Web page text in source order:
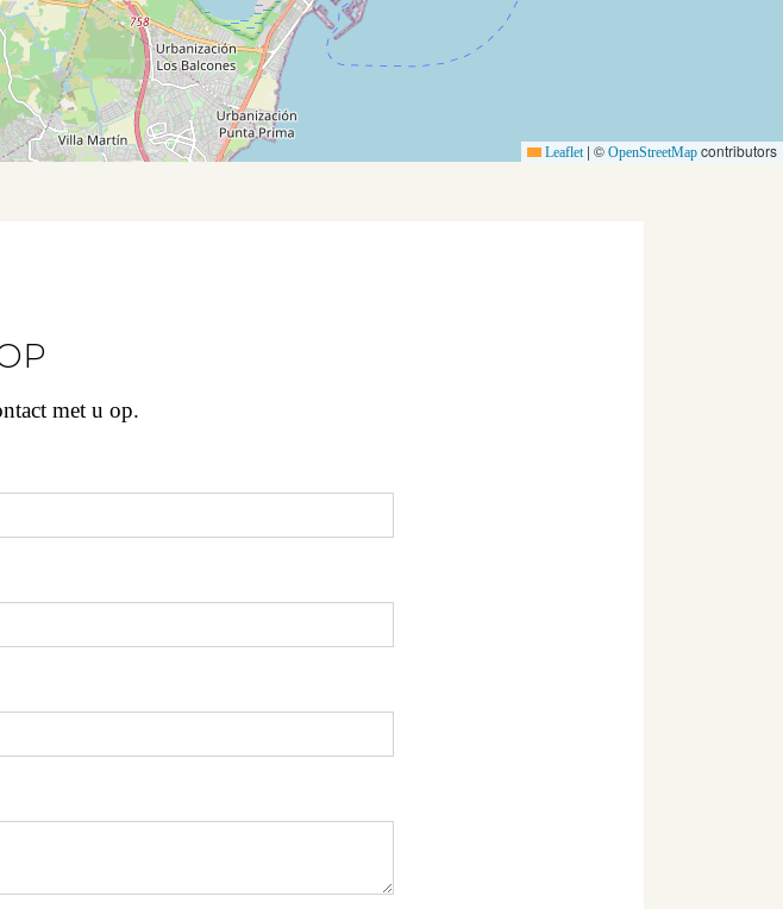
Leaflet | © OpenStreetMap contributors
met u op.